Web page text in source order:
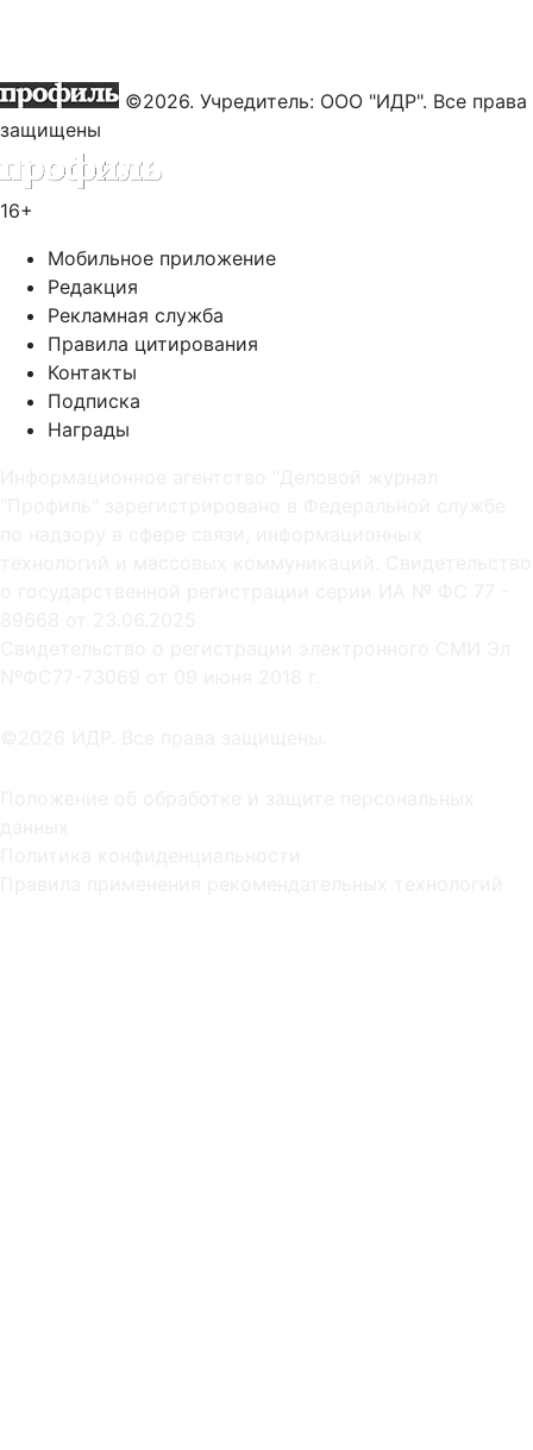
©2026. Учредитель: ООО "ИДР". Все права
защищены
16+
Мобильное приложение
Редакция
Рекламная служба
Правила цитирования
Контакты
Подписка
Награды